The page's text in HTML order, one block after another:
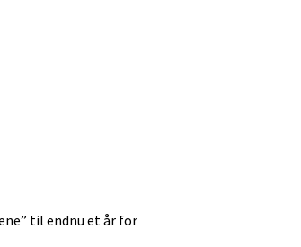
til endnu et år for